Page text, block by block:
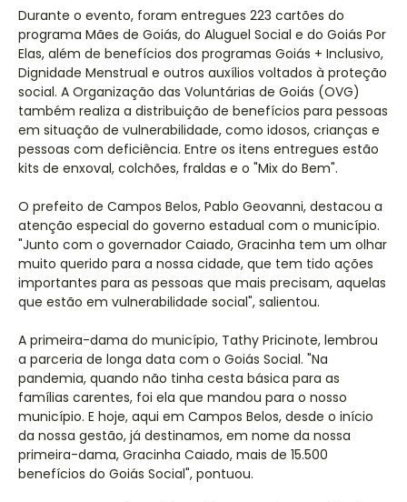
Durante o evento, foram entregues 223 cartões do
programa Mães de Goiás, do Aluguel Social e do Goiás Por
Elas, além de benefícios dos programas Goiás + Inclusivo,
Dignidade Menstrual e outros auxílios voltados à proteção
social. A Organização das Voluntárias de Goiás (OVG)
também realiza a distribuição de benefícios para pessoas
em situação de vulnerabilidade, como idosos, crianças e
pessoas com deficiência. Entre os itens entregues estão
kits de enxoval, colchões, fraldas e o "Mix do Bem".
O prefeito de Campos Belos, Pablo Geovanni, destacou a
atenção especial do governo estadual com o município.
"Junto com o governador Caiado, Gracinha tem um olhar
muito querido para a nossa cidade, que tem tido ações
importantes para as pessoas que mais precisam, aquelas
que estão em vulnerabilidade social", salientou.
A primeira-dama do município, Tathy Pricinote, lembrou
a parceria de longa data com o Goiás Social. "Na
pandemia, quando não tinha cesta básica para as
famílias carentes, foi ela que mandou para o nosso
município. E hoje, aqui em Campos Belos, desde o início
da nossa gestão, já destinamos, em nome da nossa
primeira-dama, Gracinha Caiado, mais de 15.500
benefícios do Goiás Social", pontuou.